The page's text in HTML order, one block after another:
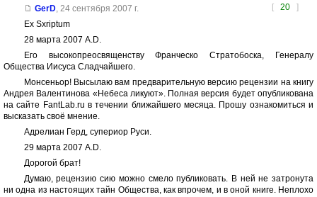
[ 20 ]
GerD, 24 сентября 2007 г.
Ex Sxriptum
28 марта 2007 A.D.
Его высокопреосвященству Франческо Стратобоска, Генералу
Общества Иисуса Сладчайшего.
Монсеньор! Высылаю вам предварительную версию рецензии на книгу
Андрея Валентинова «Небеса ликуют». Полная версия будет опубликована
на сайте FantLab.ru в течении ближайшего месяца. Прошу ознакомиться и
высказать своё мнение.
Адрелиан Герд, супериор Руси.
29 марта 2007 A.D.
Дорогой брат!
Думаю, рецензию сию можно смело публиковать. В ней не затронута
ни одна из настоящих тайн Общества, как впрочем, и в оной книге. Неплохо